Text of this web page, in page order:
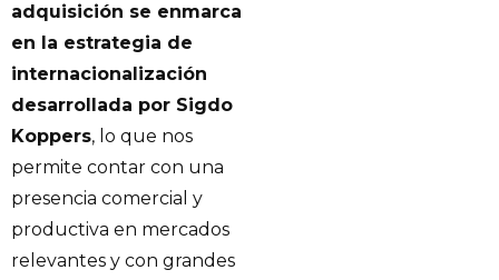
adquisición se enmarca
en la estrategia de
internacionalización
desarrollada por Sigdo
Koppers, lo que nos
permite contar con una
presencia comercial y
productiva en mercados
relevantes y con grandes